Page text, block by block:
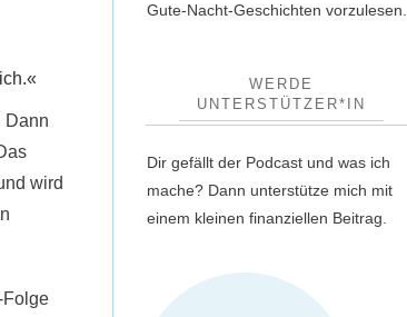
Dann
wird
Folge
Gute-Nacht-Geschichten vorzulesen.
WERDE
UNTERSTÜTZER*IN
Dir gefällt der Podcast und was ich
mache? Dann unterstütze mich mit
einem kleinen finanziellen Beitrag.